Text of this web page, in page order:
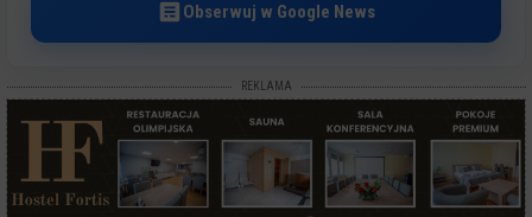
Obserwuj w Google News
REKLAMA